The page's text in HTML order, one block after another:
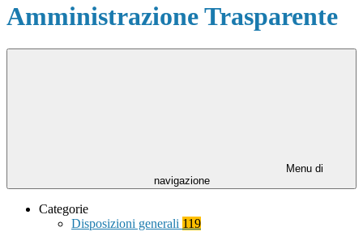
Amministrazione Trasparente
Menu di
navigazione
Categorie
Disposizioni generali 119